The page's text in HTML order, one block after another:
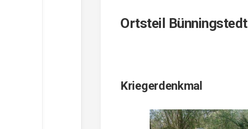
Ortsteil Bünningstedt
Kriegerdenkmal